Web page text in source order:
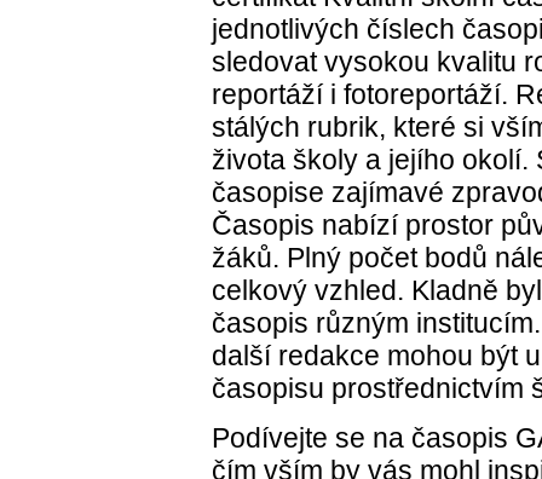
jednotlivých číslech
sledovat vysokou kvalitu
reportáží i fotoreportáží.
stálých rubrik, které si
života školy a jejího okolí.
časopise zajímavé
Časopis nabízí prostor
žáků. Plný počet bodů
celkový vzhled. Kladně
časopis různým
další redakce mohou být
časopisu prostřednictvím
Podívejte se na časopis
čím vším by vás mohl